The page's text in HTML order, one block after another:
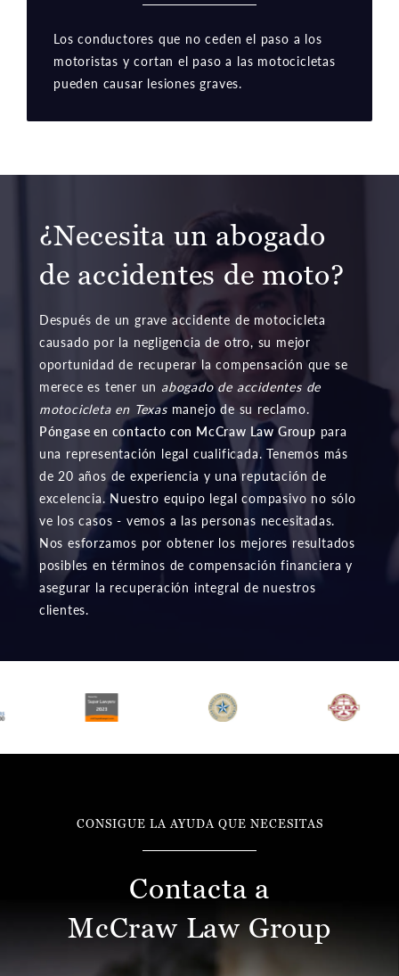
Los conductores que no ceden el paso a los
motoristas y cortan el paso a las motocicletas
pueden causar lesiones graves.
¿Necesita un abogado
de accidentes de moto?
Después de un grave accidente de motocicleta
causado por la negligencia de otro, su mejor
oportunidad de recuperar la compensación que se
merece es tener un abogado de accidentes de
motocicleta en Texasmanejo de su reclamo.
Póngase en contacto con McCraw Law Group para
una representación legal cualificada. Tenemos más
de 20 años de experiencia y una reputación de
excelencia. Nuestro equipo legal compasivo no sólo
ve los casos - vemos a las personas necesitadas.
Nos esforzamos por obtener los mejores resultados
posibles en términos de compensación financiera y
asegurar la recuperación integral de nuestros
clientes.
CONSIGUE LA AYUDA QUE NECESITAS
Contacta a
McCraw Law Group